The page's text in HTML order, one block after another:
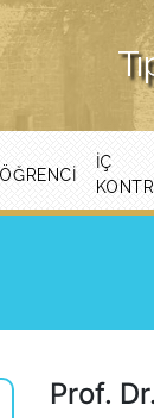
ÖĞRENCI
İÇ
Prof.